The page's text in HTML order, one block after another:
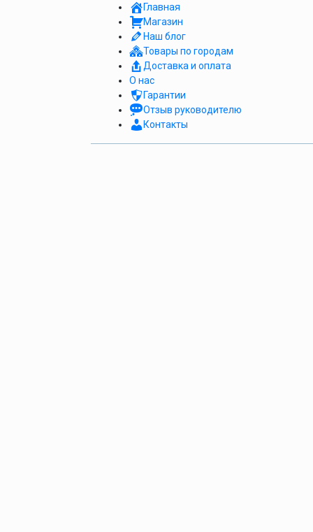
Главная
Магазин
Наш блог
Товары по городам
Доставка и оплата
О нас
Гарантии
Отзыв руководителю
Контакты